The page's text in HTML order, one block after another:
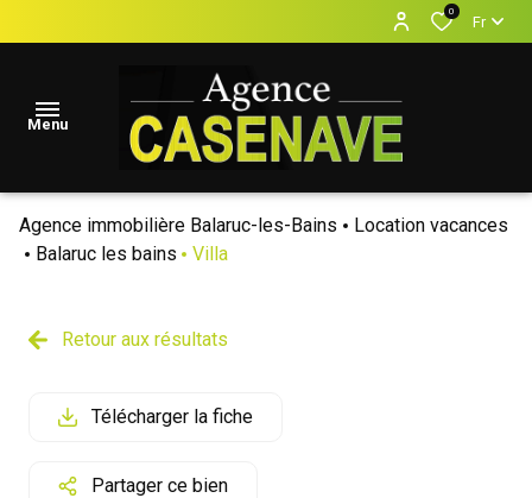
0
Fr
Menu
accueil
Vacances
annuelles
ventes
Agence immobilière Balaruc-les-Bains
Location vacances
Balaruc les bains
Villa
Retour aux résultats
Télécharger la fiche
Partager ce bien